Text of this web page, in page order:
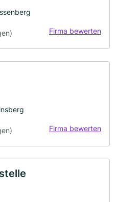
Firma bewerten
Firma bewerten